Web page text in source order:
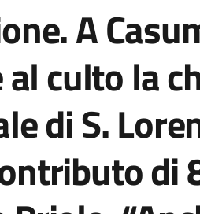
A
al culto la
di S.
di